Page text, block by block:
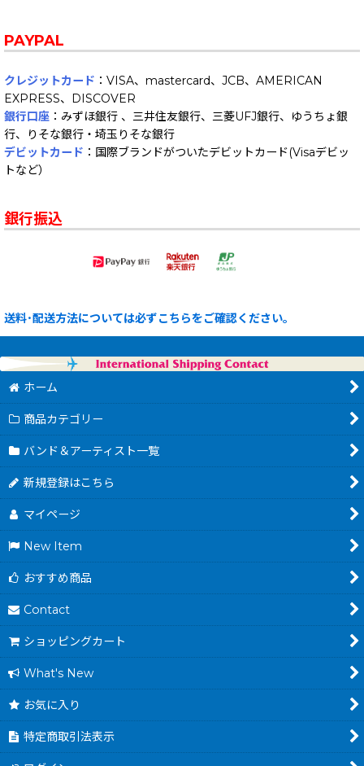
PAYPAL
クレジットカード ：VISA、mastercard、JCB、AMERICAN
EXPRESS、DISCOVER
銀行口座 ：みずほ銀行 、三井住友銀行、三菱UFJ銀行、ゆうちょ銀
行、りそな銀行・埼玉りそな銀行
デビットカード ：国際ブランドがついたデビットカード(Visaデビッ
トなど）
銀行振込
送料･配送方法については必ずこちらをご確認ください。
ホーム
商品カテゴリー
バンド＆アーティスト一覧
新規登録はこちら
マイページ
New Item
おすすめ商品
Contact
ショッピングカート
What's New
お気に入り
特定商取引法表示